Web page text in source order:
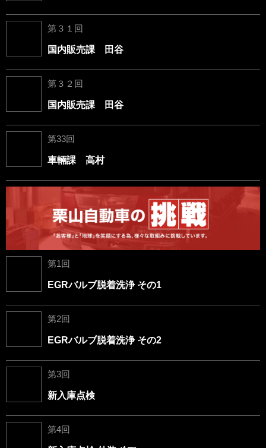
第３１回
国内販売課 田谷
第３２回
国内販売課 田谷
第33回
車輛課 高村
第1回
EGRバルブ脱着洗浄 その1
第2回
EGRバルブ脱着洗浄 その2
第3回
新入庫点検
第4回